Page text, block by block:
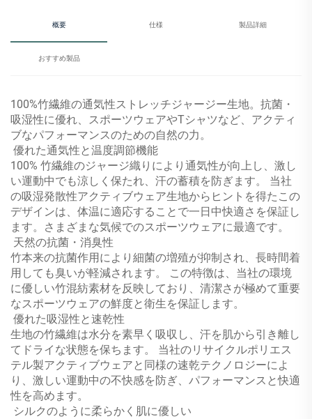
概要 仕様 製品詳細
おすすめ製品
100%竹繊維の通気性ストレッチジャージー生地。抗菌・
吸湿性に優れ、スポーツウェアやTシャツなど、アクティ
ブなパフォーマンスのための自然の力。
優れた通気性と温度調節機能
100% 竹繊維のジャージ織りにより通気性が向上し、激し
い運動中でも涼しく保たれ、汗の蓄積を防ぎます。 当社
の吸湿発散性アクティブウェア生地からヒントを得たこの
デザインは、体温に適応することで一日中快適さを保証し
ます。さまざまな気候でのスポーツウェアに最適です。
天然の抗菌・消臭性
竹本来の抗菌作用により細菌の増殖が抑制され、長時間着
用しても臭いが軽減されます。
この特徴は、当社の環境
に優しい竹混紡素材を反映しており、清潔さが極めて重要
なスポーツウェアの鮮度と衛生を保証します。
優れた吸湿性と速乾性
生地の竹繊維は水分を素早く吸収し、汗を肌から引き離し
てドライな状態を保ちます。 当社のリサイクルポリエス
テル製アクティブウェアと同様の速乾テクノロジーによ
り、激しい運動中の不快感を防ぎ、パフォーマンスと快適
性を高めます。
シルクのように柔らかく肌に優しい